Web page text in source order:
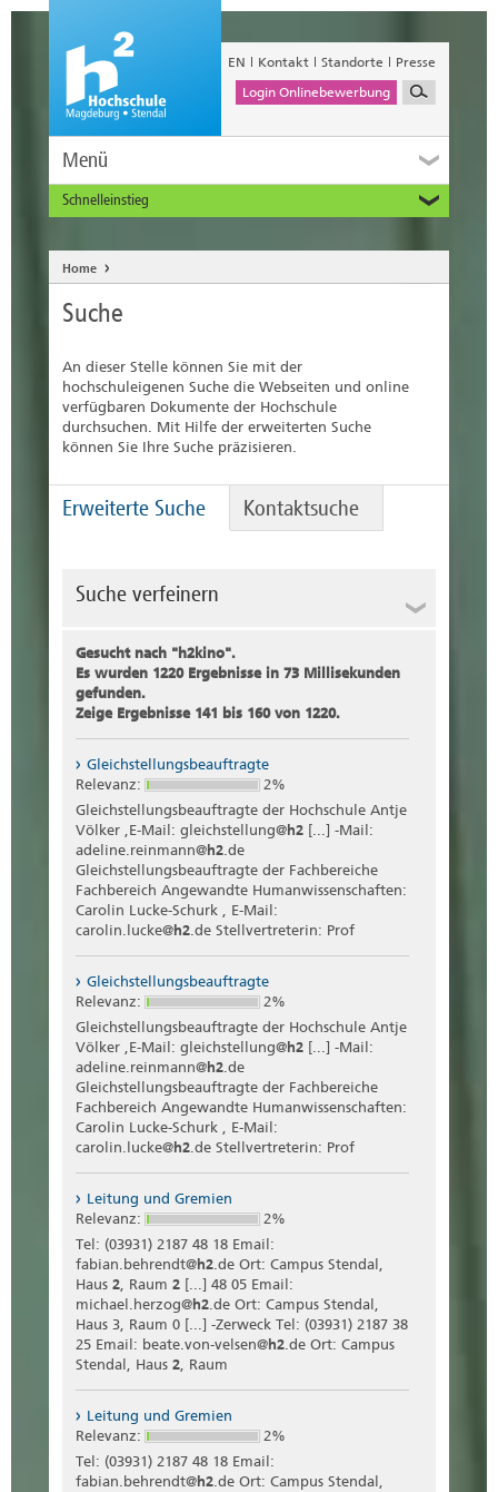
EN Kontakt Standorte
Presse
Login Onlinebewerbung
Menü
Schnelleinstieg
Alumni
Unternehmen und Institutionen
Studierende
International
Home
Suche
An dieser Stelle können Sie mit der
hochschuleigenen Suche die Webseiten und online
verfügbaren Dokumente der Hochschule
durchsuchen. Mit Hilfe der erweiterten Suche
können Sie Ihre Suche präzisieren.
Erweiterte Suche Kontaktsuche
Suche verfeinern
Suche
Rubrik
Dateityp
Gesucht nach " h2kino".
Es wurden 1220 Ergebnisse in 73 Millisekunden
gefunden.
Zeige Ergebnisse 141 bis 160 von 1220.
Gleichstellungsbeauftragte
Relevanz:
2%
Gleichstellungsbeauftragte der Hochschule Antje
Völker ,E-Mail: gleichstellung@h2 [...] -Mail:
adeline.reinmann@h2.de
Gleichstellungsbeauftragte der Fachbereiche
Fachbereich Angewandte Humanwissenschaften:
Carolin Lucke-Schurk , E-Mail:
carolin.lucke@h2.de Stellvertreterin: Prof
Gleichstellungsbeauftragte
Relevanz:
2%
Gleichstellungsbeauftragte der Hochschule Antje
Völker ,E-Mail: gleichstellung@h2 [...] -Mail:
adeline.reinmann@h2.de
Gleichstellungsbeauftragte der Fachbereiche
Fachbereich Angewandte Humanwissenschaften:
Carolin Lucke-Schurk , E-Mail:
carolin.lucke@h2.de Stellvertreterin: Prof
Leitung und Gremien
Relevanz:
2%
Tel: (03931) 2187 48 18 Email:
fabian.behrendt@h2.de Ort: Campus Stendal,
Haus 2, Raum 2 [...] 48 05 Email:
michael.herzog@h2.de Ort: Campus Stendal,
Haus 3, Raum 0 [...] -Zerweck Tel: (03931) 2187 38
25 Email: beate.von-velsen@h2.de Ort: Campus
Stendal, Haus 2, Raum
Leitung und Gremien
Relevanz:
2%
Tel: (03931) 2187 48 18 Email:
fabian.behrendt@h2.de Ort: Campus Stendal,